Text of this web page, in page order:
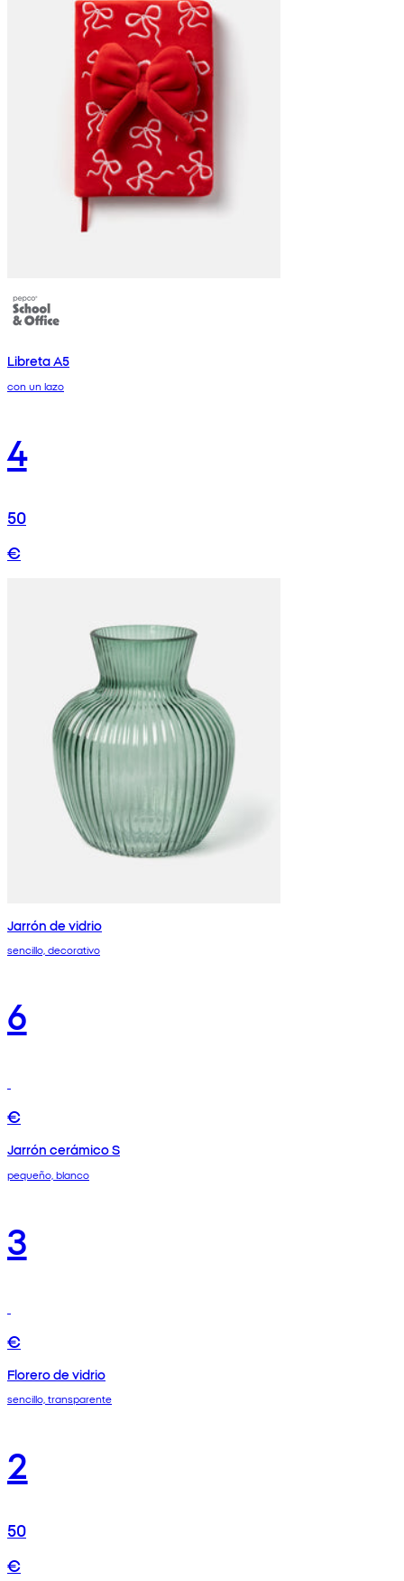
Libreta A5
con un lazo
4
50
€
Jarrón de vidrio
sencillo, decorativo
6
€
Jarrón cerámico S
pequeño, blanco
3
€
Florero de vidrio
sencillo, transparente
2
50
€